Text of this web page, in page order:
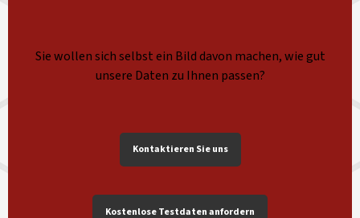
Sie wollen sich selbst ein Bild davon machen, wie gut
unsere Daten zu Ihnen passen?
Kontaktieren Sie uns
Kostenlose Testdaten anfordern